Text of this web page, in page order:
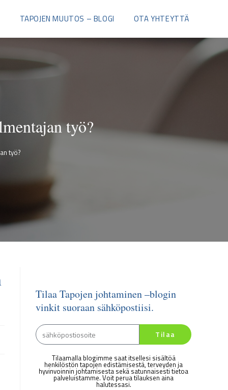
TAPOJEN MUUTOS – BLOGI OTA YHTEYTTÄ
työ?
työ?
Tilaa Tapojen johtaminen –blogin
vinkit suoraan sähköpostiisi.
Tilaa
Tilaamalla blogimme saat itsellesi sisältöä
henkilöstön tapojen edistämisestä, terveyden ja
hyvinvoinnin johtamisesta sekä satunnaisesti tietoa
palveluistamme. Voit perua tilauksen aina
halutessasi.